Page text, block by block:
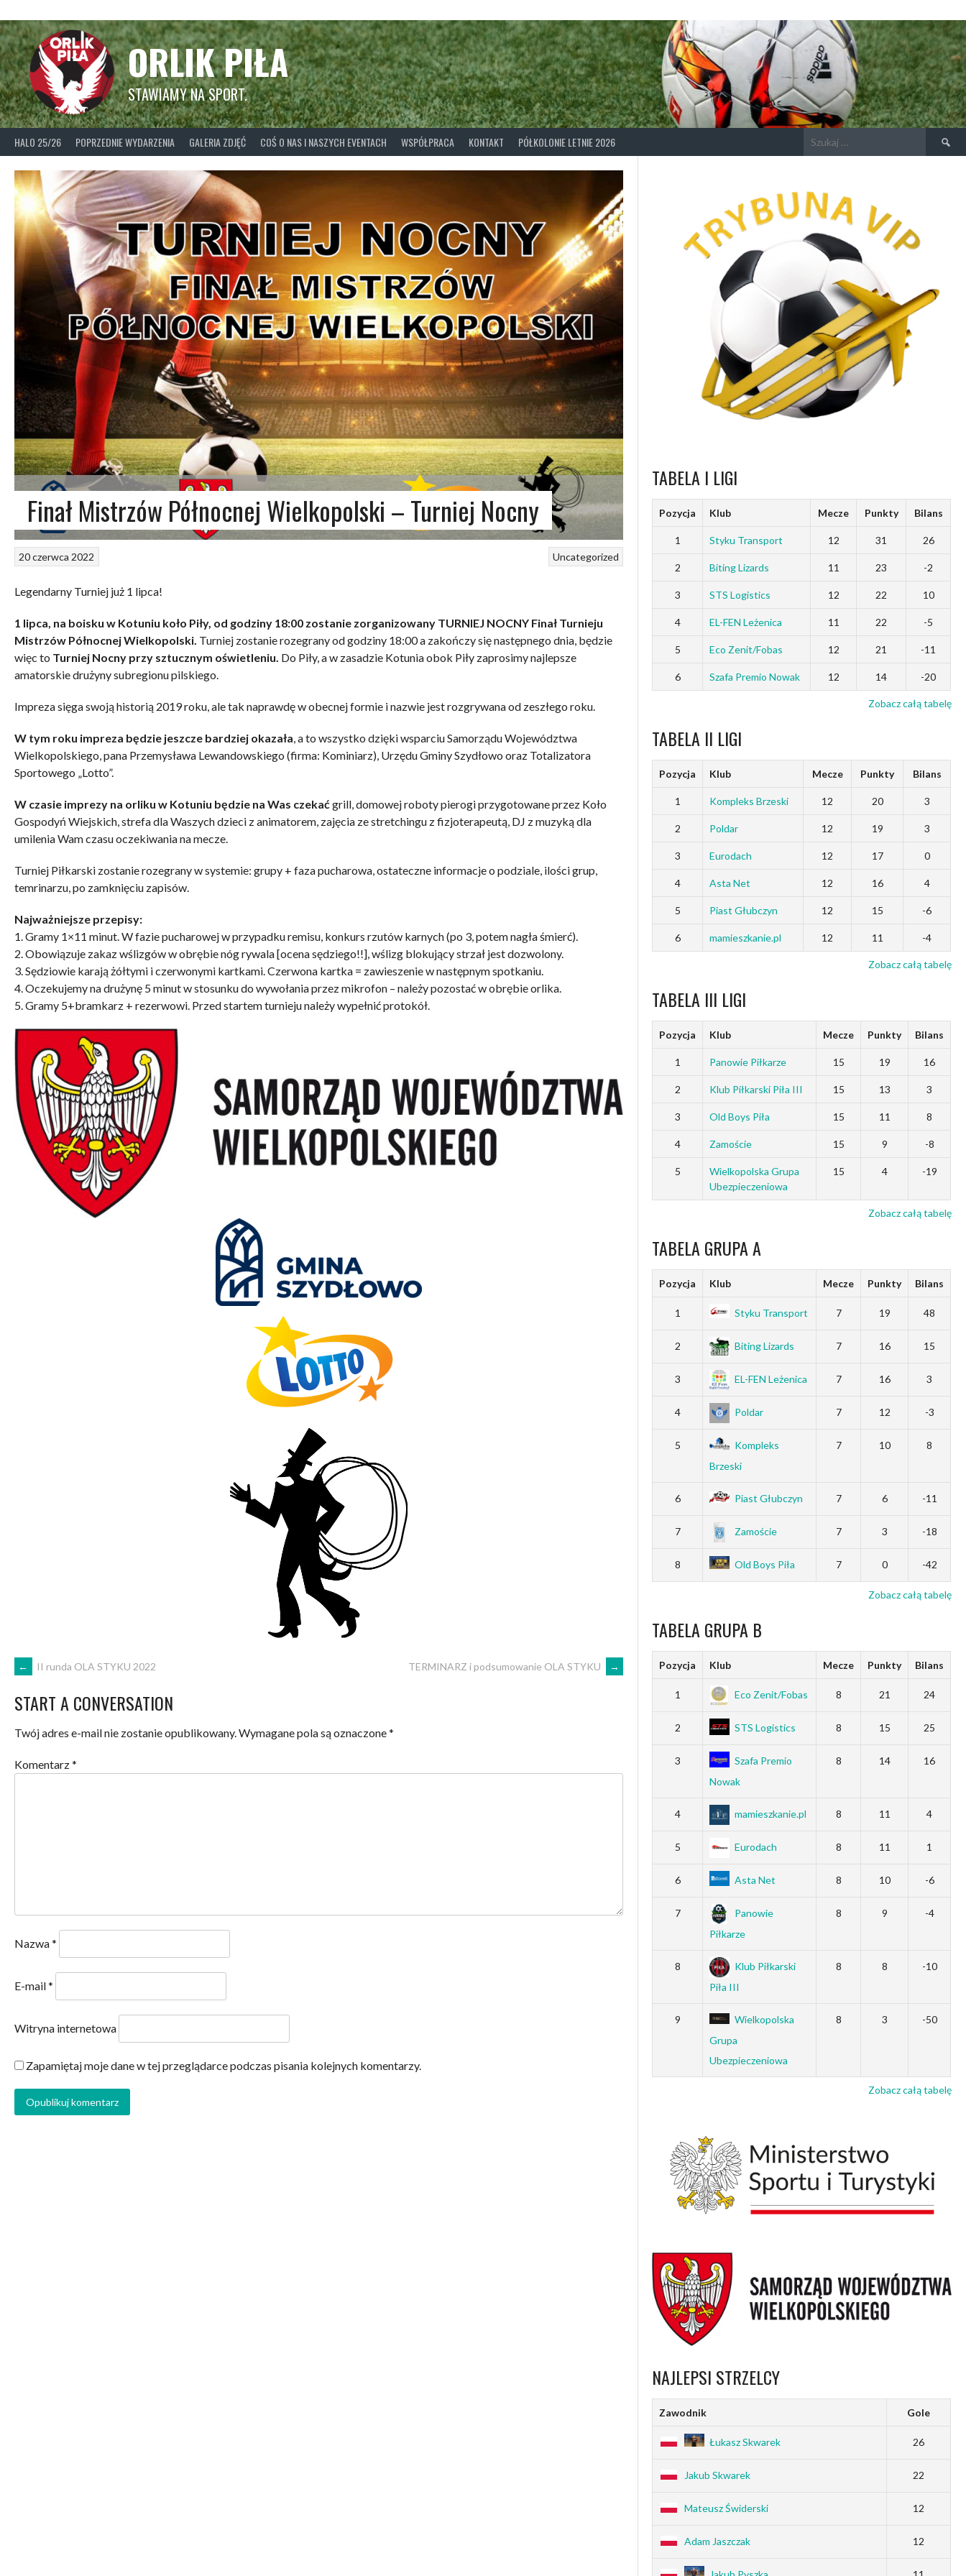
to
content
ORLIK PIŁA
STAWIAMY NA SPORT.
HALO 25/26 POPRZEDNIE WYDARZENIA GALERIA ZDJĘĆ COŚ O NAS I NASZYCH EVENTACH WSPÓŁPRACA KONTAKT PÓŁKOLONIE LETNIE 2026 Szukaj:
Finał Mistrzów Północnej Wielkopolski – Turniej Nocny
Uncategorized
20 czerwca 2022
Legendarny Turniej już 1 lipca!
1 lipca, na boisku w Kotuniu koło Piły, od godziny 18:00 zostanie zorganizowany TURNIEJ NOCNY Finał Turnieju
Mistrzów Północnej Wielkopolski. Turniej zostanie rozegrany od godziny 18:00 a zakończy się następnego dnia, będzie
więc to Turniej Nocny przy sztucznym oświetleniu. Do Piły, a w zasadzie Kotunia obok Piły zaprosimy najlepsze
amatorskie drużyny subregionu pilskiego.
Impreza sięga swoją historią 2019 roku, ale tak naprawdę w obecnej formie i nazwie jest rozgrywana od zeszłego roku.
W tym roku impreza będzie jeszcze bardziej okazała, a to wszystko dzięki wsparciu Samorządu Województwa
Wielkopolskiego, pana Przemysława Lewandowskiego (firma: Kominiarz), Urzędu Gminy Szydłowo oraz Totalizatora
Sportowego „Lotto”.
W czasie imprezy na orliku w Kotuniu będzie na Was czekaćgrill, domowej roboty pierogi przygotowane przez Koło
Gospodyń Wiejskich, strefa dla Waszych dzieci z animatorem, zajęcia ze stretchingu z fizjoterapeutą, DJ z muzyką dla
umilenia Wam czasu oczekiwania na mecze.
Turniej Piłkarski zostanie rozegrany w systemie: grupy + faza pucharowa, ostateczne informacje o podziale, ilości grup,
temrinarzu, po zamknięciu zapisów.
Najważniejsze przepisy:
1. Gramy 1×11 minut. W fazie pucharowej w przypadku remisu, konkurs rzutów karnych (po 3, potem nagła śmierć).
2. Obowiązuje zakaz wślizgów w obrębie nóg rywala [ocena sędziego!!], wślizg blokujący strzał jest dozwolony.
3. Sędziowie karają żółtymi i czerwonymi kartkami. Czerwona kartka = zawieszenie w następnym spotkaniu.
4. Oczekujemy na drużynę 5 minut w stosunku do wywołania przez mikrofon – należy pozostać w obrębie orlika.
5. Gramy 5+bramkarz + rezerwowi. Przed startem turnieju należy wypełnić protokół.
POST
NAVIGATION
← II runda OLA STYKU 2022 TERMINARZ i podsumowanie OLA STYKU →
START A CONVERSATION
Twój adres e-mail nie zostanie opublikowany. Wymagane pola są oznaczone*
Komentarz*
Nazwa*
E-mail*
Witryna internetowa
Zapamiętaj moje dane w tej przeglądarce podczas pisania kolejnych komentarzy.
TABELA I LIGI
Pozycja Klub Mecze Punkty Bilans
1 Styku Transport 12 31 26
2 Biting Lizards 11 23 -2
3 STS Logistics 12 22 10
4 EL-FEN Leżenica 11 22 -5
5 Eco Zenit/Fobas 12 21 -11
6 Szafa Premio Nowak 12 14 -20
Zobacz całą tabelę
TABELA II LIGI
Pozycja Klub Mecze Punkty Bilans
1 Kompleks Brzeski 12 20 3
2 Poldar 12 19 3
3 Eurodach 12 17 0
4 Asta Net 12 16 4
5 Piast Głubczyn 12 15 -6
6 mamieszkanie.pl 12 11 -4
Zobacz całą tabelę
TABELA III LIGI
Pozycja Klub Mecze Punkty Bilans
1 Panowie Piłkarze 15 19 16
2 Klub Piłkarski Piła III 15 13 3
3 Old Boys Piła 15 11 8
4 Zamoście 15 9 -8
5
Wielkopolska Grupa
Ubezpieczeniowa
15 4 -19
Zobacz całą tabelę
TABELA GRUPA A
Pozycja Klub Mecze Punkty Bilans
1 Styku Transport 7 19 48
2 Biting Lizards 7 16 15
3 EL-FEN Leżenica 7 16 3
4 Poldar 7 12 -3
5
Kompleks
Brzeski
7 10 8
6 Piast Głubczyn 7 6 -11
7 Zamoście 7 3 -18
8 Old Boys Piła 7 0 -42
Zobacz całą tabelę
TABELA GRUPA B
Pozycja Klub Mecze Punkty Bilans
1 Eco Zenit/Fobas 8 21 24
2 STS Logistics 8 15 25
3
Szafa Premio
Nowak
8 14 16
4 mamieszkanie.pl 8 11 4
5 Eurodach 8 11 1
6 Asta Net 8 10 -6
7
Panowie
Piłkarze
8 9 -4
8
Klub Piłkarski
Piła III
8 8 -10
9
Wielkopolska
Grupa
Ubezpieczeniowa
8 3 -50
Zobacz całą tabelę
NAJLEPSI STRZELCY
Zawodnik Gole
Łukasz Skwarek 26
Jakub Skwarek 22
Mateusz Świderski 12
Adam Jaszczak 12